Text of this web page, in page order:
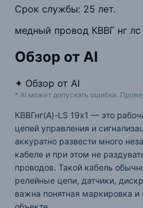
Срок службы: 25 лет.
медный провод КВВГ нг лс
Обзор от AI
✦ Обзор от AI
* AI может допускать ошибки.
КВВГнг(А)-LS 19х1 — это
цепей управления и
аккуратно развести много
кабеле и при этом не
проводов. Такой кабель
релейные цепи, датчики,
важна понятная маркировка и